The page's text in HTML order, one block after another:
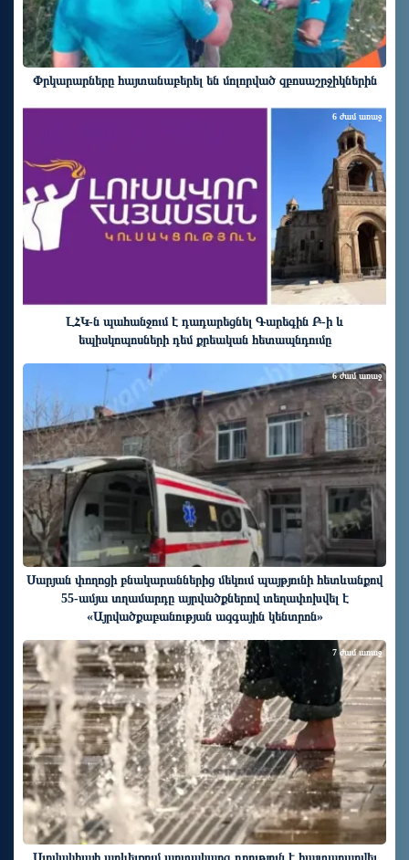
Փրկարարները հայտանաբերել են մոլորված զբոսաշրջիկներին
ԼՀԿ-ն պահանջում է դադարեցնել Գարեգին Բ-ի և
եպիսկոպոսների դեմ քրեական հետապնդումը
6 ժամ առաջ
Սարյան փողոցի բնակարաններից մեկում պայթյունի հետևանքով
55-ամյա տղամարդը այրվածքներով տեղափոխվել է
«Այրվածքաբանության ազգային կենտրոն»
6 ժամ առաջ
7 ժամ առաջ